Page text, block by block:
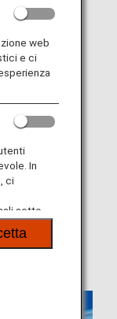
in
eccesso che
in cui si
online prima di
nella
internazionali
un bagaglio
gratuita.
il bagaglio da
web
e ci
In
ci
sotto
pubblicità.